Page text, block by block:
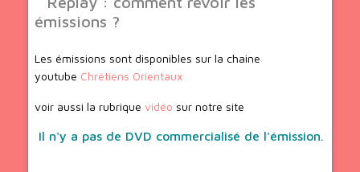
émissions ?
Les émissions sont disponibles sur la chaine
youtube Chrétiens Orientaux
voir aussi la rubrique vidéo sur notre site
Il n'y a pas de DVD commercialisé de l'émission.